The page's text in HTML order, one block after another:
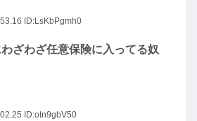
ID:LsKbPgmh0
ざわざ任意保険に入ってる奴
ID:otn9gbV50